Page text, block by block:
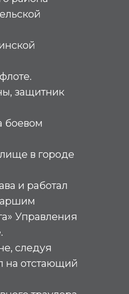
защитник
боевом
в городе
и работал
Управления
следуя
на отстающий